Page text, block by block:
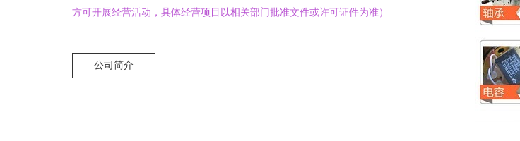
方可开展经营活动，具体经营项目以相关部门批准文件或许可证件为准）
公司简介